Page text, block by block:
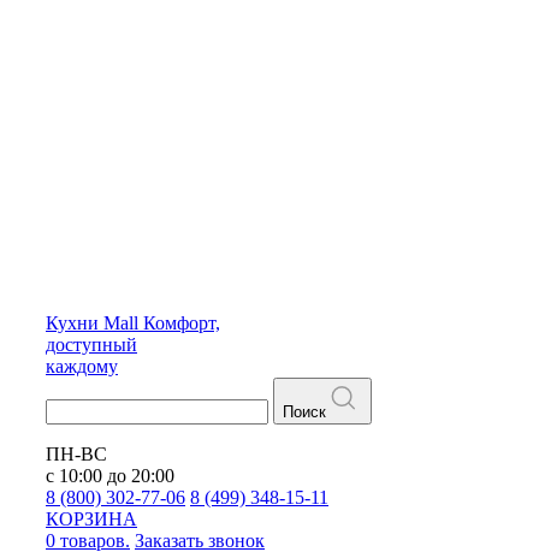
Кухни Mall Комфорт,
доступный
каждому
Поиск
ПН-ВС
с 10:00 до 20:00
8 (800) 302-77-06 8 (499) 348-15-11
КОРЗИНА
0 товаров. Заказать звонок